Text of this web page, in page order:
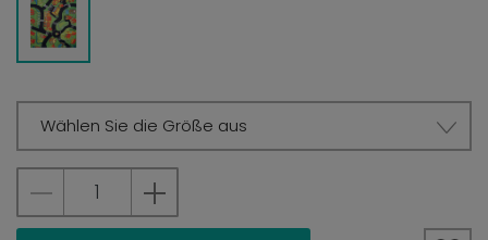
Wählen Sie die Größe aus